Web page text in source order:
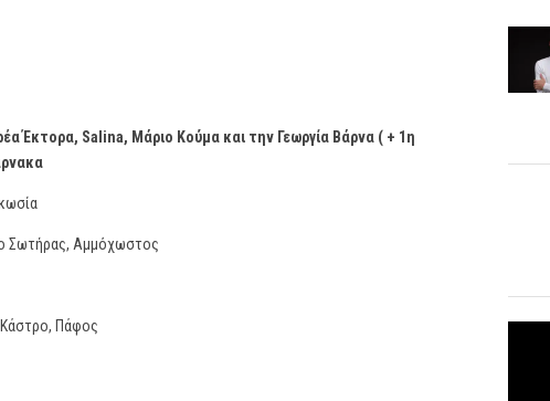
Έκτορα, Salina, Μάριο Κούμα και την Γεωργία Βάρνα ( + 1η
Σωτήρας, Αμμόχωστος
Πάφος